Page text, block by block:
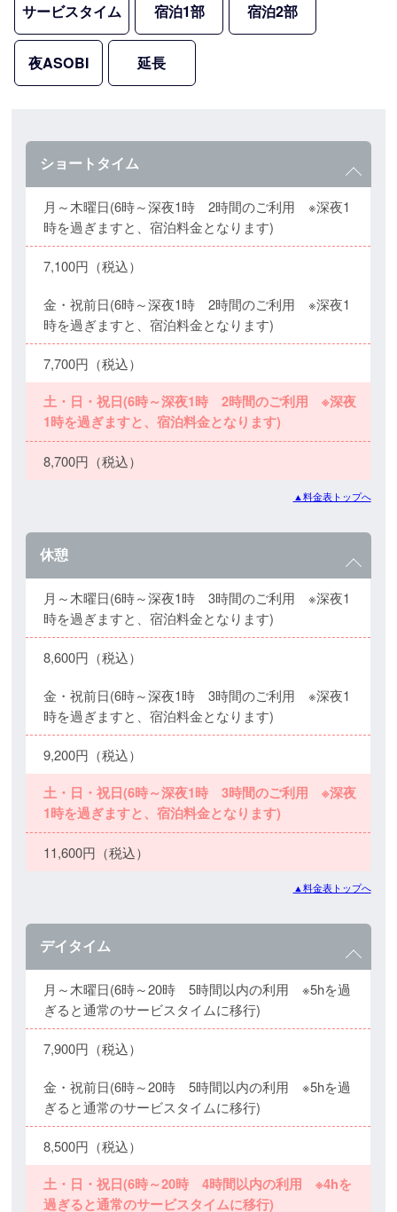
サービスタイム 宿泊1部 宿泊2部
夜ASOBI 延長
ショートタイム
月～木曜日(6時～深夜1時 2時間のご利用 ※深夜1
時を過ぎますと、宿泊料金となります)
7,100円（税込）
金・祝前日(6時～深夜1時 2時間のご利用 ※深夜1
時を過ぎますと、宿泊料金となります)
7,700円（税込）
土・日・祝日(6時～深夜1時 2時間のご利用 ※深夜
1時を過ぎますと、宿泊料金となります)
8,700円（税込）
▲料金表トップへ
休憩
月～木曜日(6時～深夜1時 3時間のご利用 ※深夜1
時を過ぎますと、宿泊料金となります)
8,600円（税込）
金・祝前日(6時～深夜1時 3時間のご利用 ※深夜1
時を過ぎますと、宿泊料金となります)
9,200円（税込）
土・日・祝日(6時～深夜1時 3時間のご利用 ※深夜
1時を過ぎますと、宿泊料金となります)
11,600円（税込）
▲料金表トップへ
デイタイム
月～木曜日(6時～20時 5時間以内の利用 ※5hを過
ぎると通常のサービスタイムに移行)
7,900円（税込）
金・祝前日(6時～20時 5時間以内の利用 ※5hを過
ぎると通常のサービスタイムに移行)
8,500円（税込）
土・日・祝日(6時～20時 4時間以内の利用 ※4hを
過ぎると通常のサービスタイムに移行)